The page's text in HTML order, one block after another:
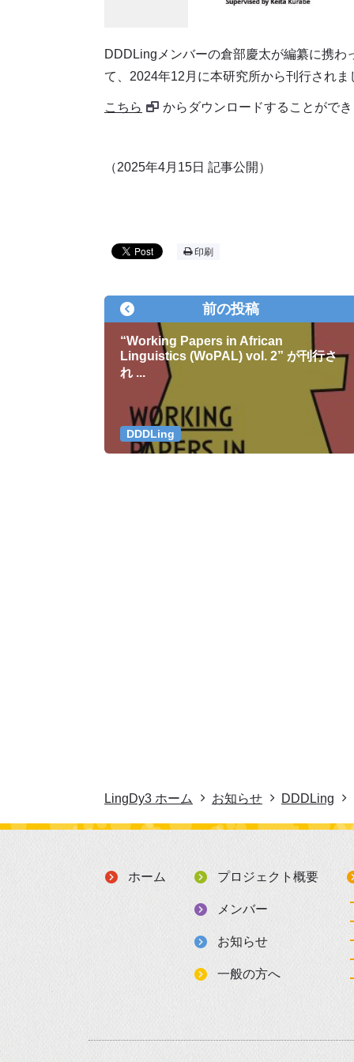
DDDLingメンバーの倉部慶太が編纂に携
て、2024年12月に本研究所から刊行されま
こちら からダウンロードすることがで
（2025年4月15日 記事公開）
印刷
前の投稿
“Working Papers in African
Linguistics (WoPAL) vol. 2” が刊行さ
れ ...
DDDLing
LingDy3 ホーム お知らせ DDDLing
ホーム プロジェクト概要
メンバー
お知らせ
一般の方へ